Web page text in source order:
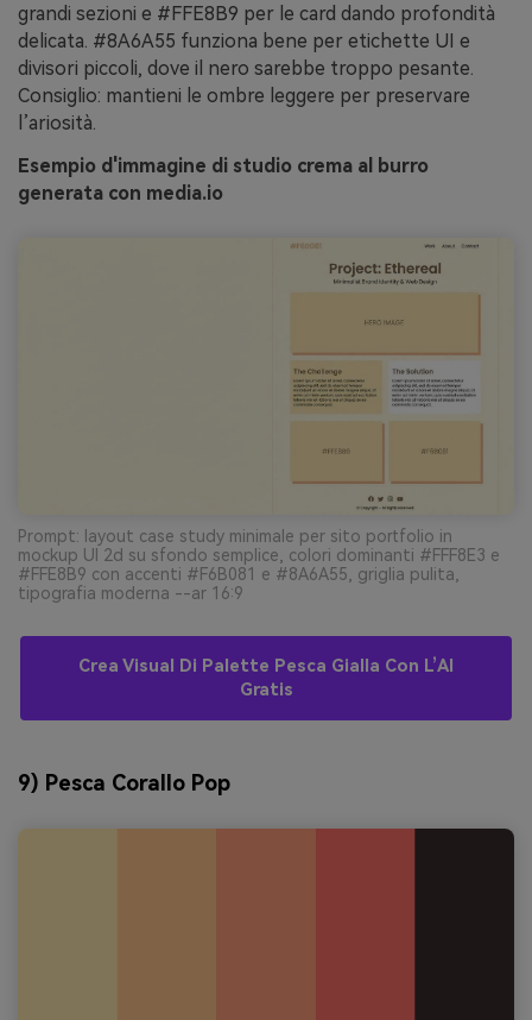
grandi sezioni e #FFE8B9 per le card dando profondità
delicata. #8A6A55 funziona bene per etichette UI e
divisori piccoli, dove il nero sarebbe troppo pesante.
Consiglio: mantieni le ombre leggere per preservare
l’ariosità.
Esempio d'immagine di studio crema al burro
generata con media.io
Prompt: layout case study minimale per sito portfolio in
mockup UI 2d su sfondo semplice, colori dominanti #FFF8E3 e
#FFE8B9 con accenti #F6B081 e #8A6A55, griglia pulita,
tipografia moderna --ar 16:9
Crea Visual Di Palette Pesca Gialla Con L’AI
Gratis
9) Pesca Corallo Pop